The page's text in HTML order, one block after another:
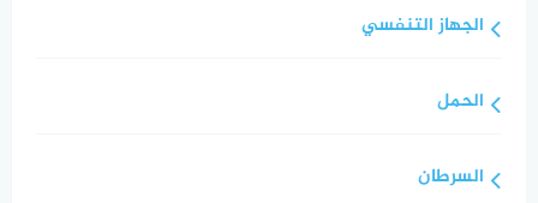
الجهاز التنفسي
الحمل
السرطان